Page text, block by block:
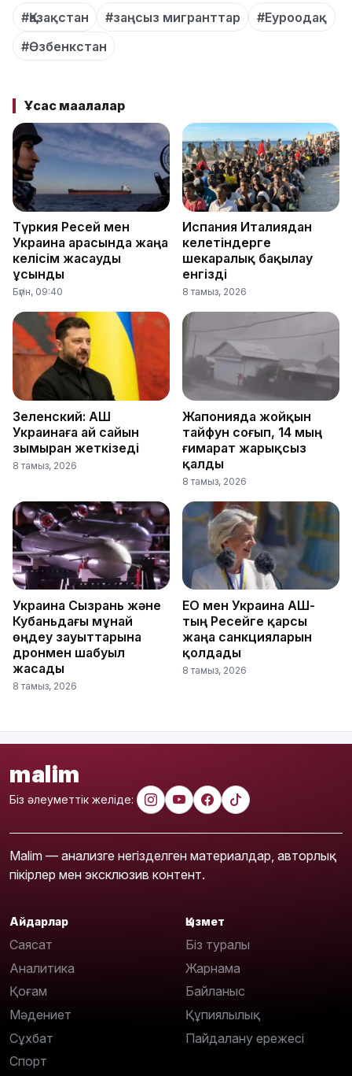
#Қазақстан #заңсыз мигранттар
#Еуроодақ
#Өзбенкстан
Ұқсас мақалалар
Түркия Ресей мен
Украина арасында жаңа
келісім жасауды
ұсынды
Бүгін, 09:40
Испания Италиядан
келетіндерге
шекаралық бақылау
енгізді
8 тамыз, 2026
Зеленский: АҚШ
Украинаға ай сайын
зымыран жеткізеді
8 тамыз, 2026
Жапонияда жойқын
тайфун соғып, 14 мың
ғимарат жарықсыз
қалды
8 тамыз, 2026
Украина Сызрань және
Кубаньдағы мұнай
өңдеу зауыттарына
дронмен шабуыл
жасады
8 тамыз, 2026
ЕО мен Украина АҚШ-
тың Ресейге қарсы
жаңа санкцияларын
қолдады
8 тамыз, 2026
malim
Біз әлеуметтік желіде:
Malim — анализге негізделген материалдар, авторлық
пікірлер мен эксклюзив контент.
Айдарлар
Саясат
Аналитика
Қоғам
Мәдениет
Сұхбат
Спорт
Қызмет
Біз туралы
Жарнама
Байланыс
Құпиялылық
Пайдалану ережесі